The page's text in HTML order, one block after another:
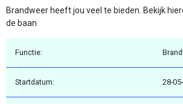
Brandweer heeft jou veel te bieden. Bekijk
de baan
Functie:
Startdatum: 28-